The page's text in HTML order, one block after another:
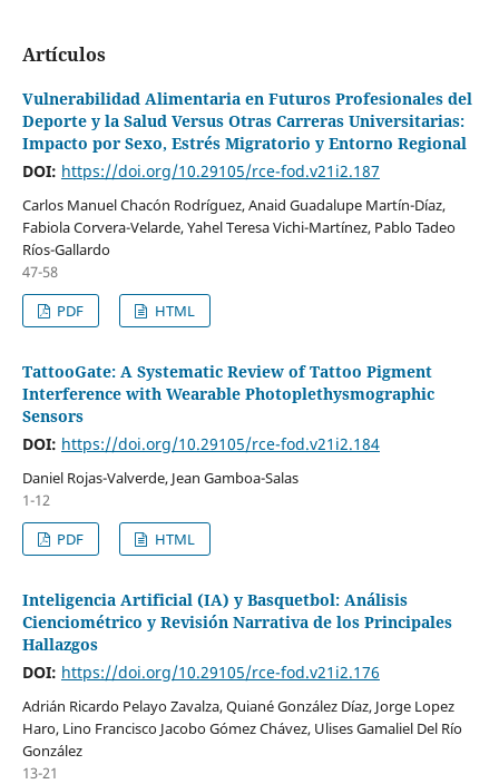
Artículos
Vulnerabilidad Alimentaria en Futuros Profesionales del
Deporte y la Salud Versus Otras Carreras Universitarias:
Impacto por Sexo, Estrés Migratorio y Entorno Regional
DOI: https://doi.org/10.29105/rce-fod.v21i2.187
Carlos Manuel Chacón Rodríguez, Anaid Guadalupe Martín-Díaz,
Fabiola Corvera-Velarde, Yahel Teresa Vichi-Martínez, Pablo Tadeo
Ríos-Gallardo
47-58
PDF
HTML
TattooGate: A Systematic Review of Tattoo Pigment
Interference with Wearable Photoplethysmographic
Sensors
DOI: https://doi.org/10.29105/rce-fod.v21i2.184
Daniel Rojas-Valverde, Jean Gamboa-Salas
1-12
PDF
HTML
Inteligencia Artificial (IA) y Basquetbol: Análisis
Cienciométrico y Revisión Narrativa de los Principales
Hallazgos
DOI: https://doi.org/10.29105/rce-fod.v21i2.176
Adrián Ricardo Pelayo Zavalza, Quiané González Díaz, Jorge Lopez
Haro, Lino Francisco Jacobo Gómez Chávez, Ulises Gamaliel Del Río
González
13-21